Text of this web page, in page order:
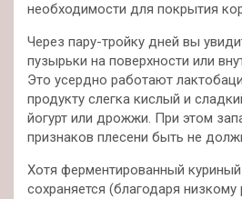
необходимости для покрытия
Через пару-тройку дней вы
пузырьки на поверхности или
Это усердно работают
продукту слегка кислый и
йогурт или дрожжи. При этом
признаков плесени быть не
Хотя ферментированный
сохраняется (благодаря